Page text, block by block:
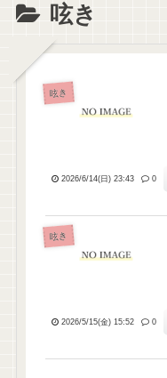
呟き
呟き
2026/6/14(日) 23:43 0
呟き
2026/5/15(金) 15:52 0